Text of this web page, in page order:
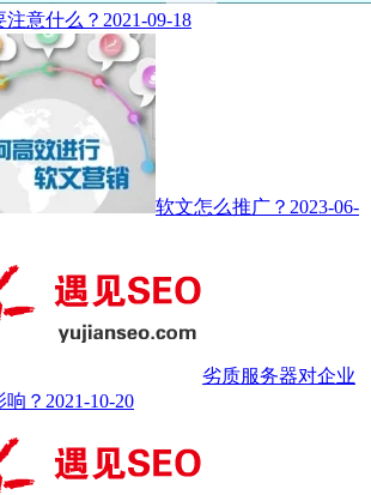
注意什么？ 2021-09-18
软文怎么推广？ 2023-06-
劣质服务器对企业
响？ 2021-10-20